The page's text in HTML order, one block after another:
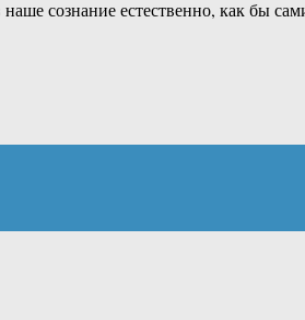
наше сознание естественно, как бы